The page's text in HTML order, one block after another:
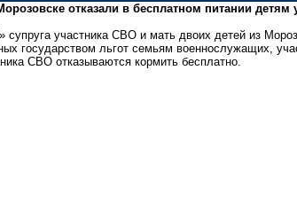
отказали в бесплатном питании
супруга участника СВО и мать двоих детей из
государством льгот семьям военнослужащих,
СВО отказываются кормить бесплатно.